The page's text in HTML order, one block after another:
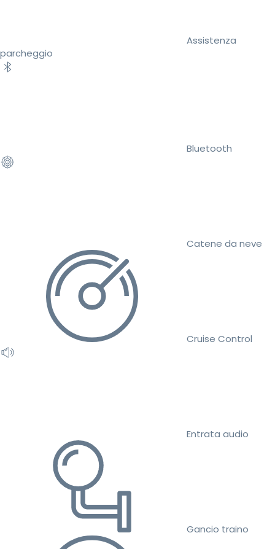
Assistenza
parcheggio
Bluetooth
Catene da neve
Cruise Control
Entrata audio
Gancio traino